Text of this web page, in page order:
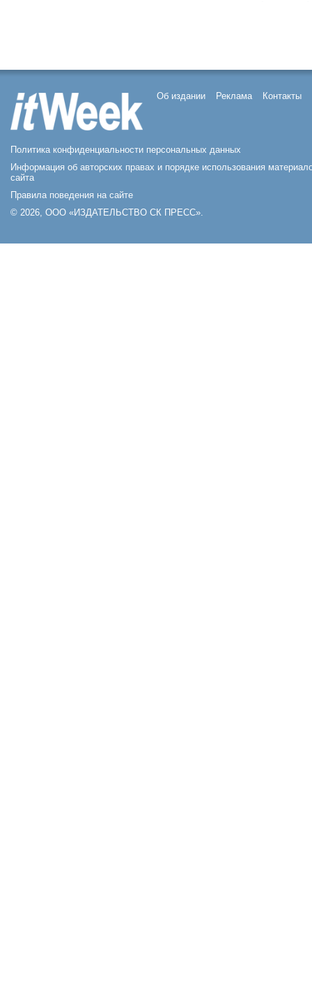
Об издании Реклама Контакты
Политика конфиденциальности персональных данных
Информация об авторских правах и порядке использования
сайта
Правила поведения на сайте
© 2026, ООО «ИЗДАТЕЛЬСТВО СК ПРЕСС».